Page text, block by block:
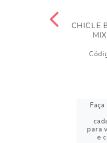
CHICLE
para
e